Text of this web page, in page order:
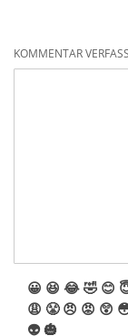
KOMMENTAR
😀 😆 😂🤣 😊
😩 😤 😠 😡 😲
👽 🎃